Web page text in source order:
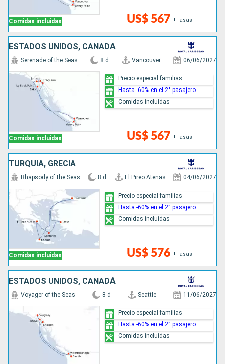
Comidas incluidas US$ 567 +Tasas
ESTADOS UNIDOS, CANADÁ
Comidas incluidas
Serenade of the Seas 8 d Vancouver 06/06/2027
US$ 567 +Tasas
Precio especial familias
Hasta -60% en el 2° pasajero
Comidas incluidas
TURQUÍA, GRECIA
Comidas incluidas
Rhapsody of the Seas 8 d El Pireo Atenas 04/06/2027
US$ 576 +Tasas
Precio especial familias
Hasta -60% en el 2° pasajero
Comidas incluidas
ESTADOS UNIDOS, CANADÁ
Voyager of the Seas 8 d Seattle 11/06/2027
Precio especial familias
Hasta -60% en el 2° pasajero
Comidas incluidas